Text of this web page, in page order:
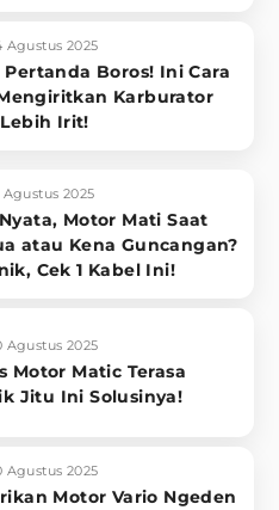
Agustus 2025
Boros! Ini Cara
Karburator
Irit!
Agustus 2025
Motor Mati Saat
atau Kena Guncangan?
Cek 1 Kabel Ini!
Agustus 2025
Motor Matic Terasa
Jitu Ini Solusinya!
Agustus 2025
Motor Vario Ngeden